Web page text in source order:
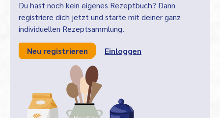
Du hast noch kein eigenes Rezeptbuch? Dann
registriere dich jetzt und starte mit deiner ganz
individuellen Rezeptsammlung.
Neu registrieren Einloggen